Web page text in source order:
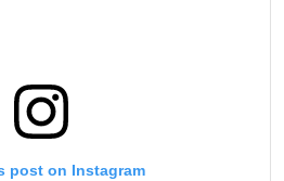
post on Instagram